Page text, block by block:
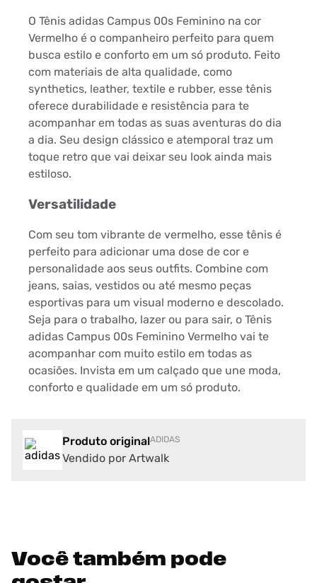
O Tênis adidas Campus 00s Feminino na cor
Vermelho é o companheiro perfeito para quem
busca estilo e conforto em um só produto. Feito
com materiais de alta qualidade, como
synthetics, leather, textile e rubber, esse tênis
oferece durabilidade e resistência para te
acompanhar em todas as suas aventuras do dia
a dia. Seu design clássico e atemporal traz um
toque retro que vai deixar seu look ainda mais
estiloso.
Versatilidade
Com seu tom vibrante de vermelho, esse tênis é
perfeito para adicionar uma dose de cor e
personalidade aos seus outfits. Combine com
jeans, saias, vestidos ou até mesmo peças
esportivas para um visual moderno e descolado.
Seja para o trabalho, lazer ou para sair, o Tênis
adidas Campus 00s Feminino Vermelho vai te
acompanhar com muito estilo em todas as
ocasiões. Invista em um calçado que une moda,
conforto e qualidade em um só produto.
Produto originalADIDAS
Vendido por Artwalk
Você também pode